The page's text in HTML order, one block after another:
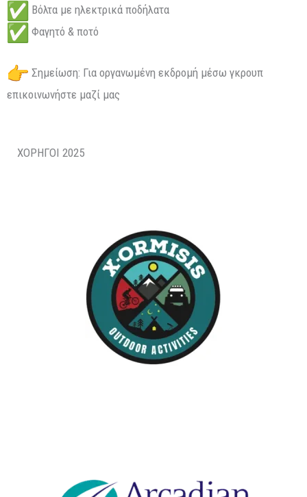
Βόλτα με ηλεκτρικά ποδήλατα
Φαγητό & ποτό
Σημείωση: Για οργανωμένη εκδρομή μέσω γκρουπ
επικοινωνήστε μαζί μας
ΧΟΡΗΓΟΙ 2025